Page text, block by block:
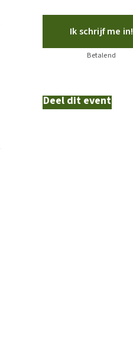
Ik schrijf me in!
Betalend
Deel dit event